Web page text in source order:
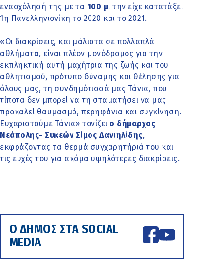
ενασχόλησή της με τα 100 μ. την είχε κατατάξει
1η Πανελληνιονίκη το 2020 και το 2021.
«Οι διακρίσεις, και μάλιστα σε πολλαπλά
αθλήματα, είναι πλέον μονόδρομος για την
εκπληκτική αυτή μαχήτρια της ζωής και του
αθλητισμού, πρότυπο δύναμης και θέλησης για
όλους μας, τη συνδημότισσά μας Τάνια, που
τίποτα δεν μπορεί να τη σταματήσει να μας
προκαλεί θαυμασμό, περηφάνια και συγκίνηση.
Ευχαριστούμε Τάνια» τονίζει ο δήμαρχος
Νεάπολης- Συκεών Σίμος Δανιηλίδης,
εκφράζοντας τα θερμά συγχαρητήριά του και
τις ευχές του για ακόμα υψηλότερες διακρίσεις.
Ο ΔΗΜΟΣ ΣΤΑ SOCIAL
MEDIA